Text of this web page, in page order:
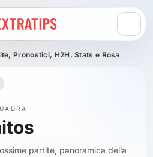
Pronostici, H2H, Stats e Rosa
partite, panoramica della